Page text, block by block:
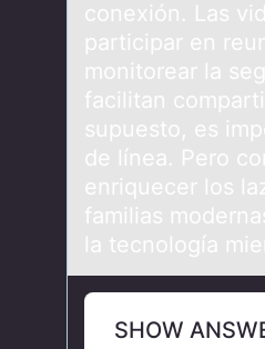
conexión. Las
participar en
monitorear la
facilitan
supuesto, es
de línea. Pero
enriquecer los
familias
la tecnología
SHOW